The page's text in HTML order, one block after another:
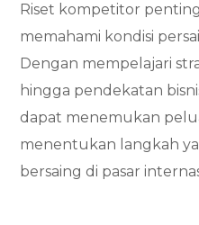
Riset kompetitor
memahami kondisi
Dengan mempelajari
hingga pendekatan
dapat menemukan
menentukan langkah
bersaing di pasar